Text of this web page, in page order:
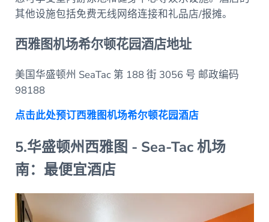
其他设施包括免费无线网络连接和礼品店/报摊。
西雅图机场希尔顿花园酒店地址
美国华盛顿州 SeaTac 第 188 街 3056 号 邮政编码
98188
点击此处预订西雅图机场希尔顿花园酒店
5.华盛顿州西雅图 - Sea-Tac 机场
南：最便宜酒店